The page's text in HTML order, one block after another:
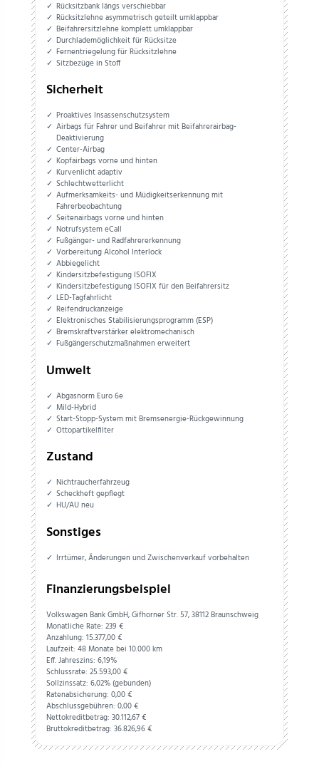
Rücksitzbank längs verschiebbar
Rücksitzlehne asymmetrisch geteilt umklappbar
Beifahrersitzlehne komplett umklappbar
Durchlademöglichkeit für Rücksitze
Fernentriegelung für Rücksitzlehne
Sitzbezüge in Stoff
Sicherheit
Proaktives Insassenschutzsystem
Airbags für Fahrer und Beifahrer mit Beifahrerairbag-
Deaktivierung
Center-Airbag
Kopfairbags vorne und hinten
Kurvenlicht adaptiv
Schlechtwetterlicht
Aufmerksamkeits- und Müdigkeitserkennung mit
Fahrerbeobachtung
Seitenairbags vorne und hinten
Notrufsystem eCall
Fußgänger- und Radfahrererkennung
Vorbereitung Alcohol Interlock
Abbiegelicht
Kindersitzbefestigung ISOFIX
Kindersitzbefestigung ISOFIX für den Beifahrersitz
LED-Tagfahrlicht
Reifendruckanzeige
Elektronisches Stabilisierungsprogramm (ESP)
Bremskraftverstärker elektromechanisch
Fußgängerschutzmaßnahmen erweitert
Umwelt
Abgasnorm Euro 6e
Mild-Hybrid
Start-Stopp-System mit Bremsenergie-Rückgewinnung
Ottopartikelfilter
Zustand
Nichtraucherfahrzeug
Scheckheft gepflegt
HU/AU neu
Sonstiges
Irrtümer, Änderungen und Zwischenverkauf vorbehalten
Finanzierungsbeispiel
Volkswagen Bank GmbH, Gifhorner Str. 57, 38112 Braunschweig
Monatliche Rate: 239 €
Anzahlung: 15.377,00€
Laufzeit: 48 Monate bei 10.000 km
Eff. Jahreszins: 6,19%
Schlussrate: 25.593,00€
Sollzinssatz: 6,02% (gebunden)
Ratenabsicherung: 0,00€
Abschlussgebühren: 0,00€
Nettokreditbetrag: 30.112,67€
Bruttokreditbetrag: 36.826,96€